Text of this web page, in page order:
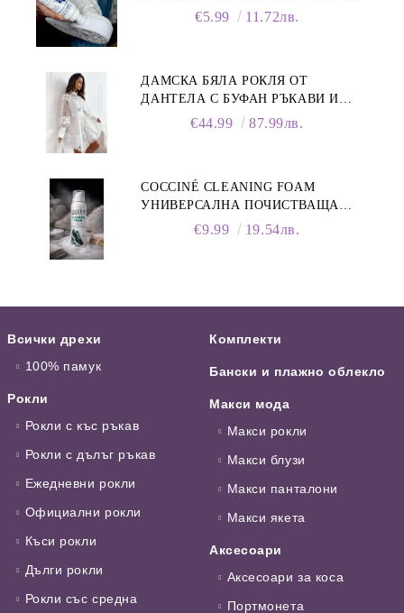
€5.99 11.72лв.
ДАМСКА БЯЛА РОКЛЯ ОТ
ДАНТЕЛА С БУФАН РЪКАВИ И
€44.99 87.99лв.
COCCINÉ CLEANING FOAM
УНИВЕРСАЛНА ПОЧИСТВАЩА
ПЯНА ЗА ОБУВКИ, 150 МЛ
€9.99 19.54лв.
Всички дрехи
100% памук
Рокли
Рокли с къс ръкав
Рокли с дълъг ръкав
Ежедневни рокли
Официални рокли
Къси рокли
Дълги рокли
Рокли със средна
Комплекти
Бански и плажно облекло
Макси мода
Макси рокли
Макси блузи
Макси панталони
Макси якета
Аксесоари
Аксесоари за коса
Портмонета